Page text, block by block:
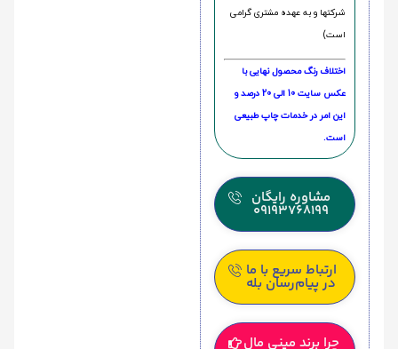
شرکتها و به عهده مشتری گرامی
است)
اختلاف رنگ محصول نهایی با
عکس سایت 10 الی 20 درصد و
این امر در خدمات چاپ طبیعی
است.
مشاوره رایگان
09193768199
ارتباط سریع با ما
در پیام‌رسان بله
چرا برند مینی مال